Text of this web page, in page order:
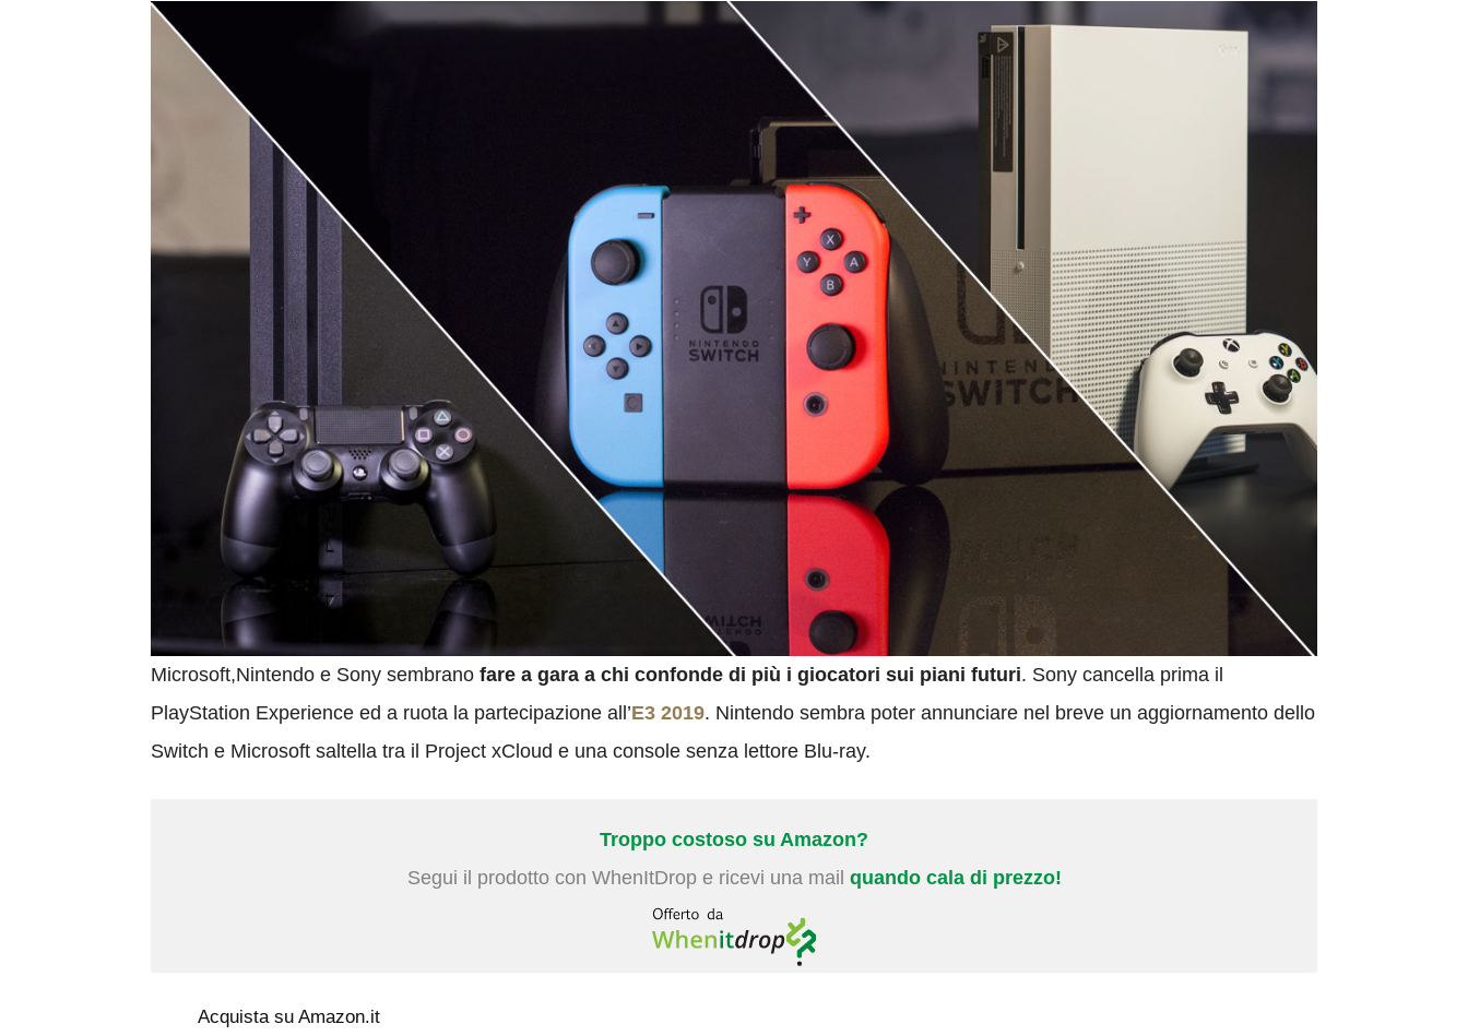
Microsoft,Nintendo e Sony sembrano fare a gara a chi confonde di più i giocatori sui piani futuri. Sony cancella prima il
PlayStation Experience ed a ruota la partecipazione all’E3 2019. Nintendo sembra poter annunciare nel breve un aggiornamento dello
Switch e Microsoft saltella tra il Project xCloud e una console senza lettore Blu-ray.
Troppo costoso su Amazon?
Segui il prodotto con WhenItDrop e ricevi una mail quando cala di prezzo!
Acquista su Amazon.it